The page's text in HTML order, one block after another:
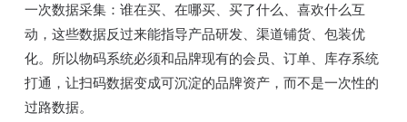
一次数据采集：谁在买、在哪买、买了什么、喜欢什么互
动，这些数据反过来能指导产品研发、渠道铺货、包装优
化。所以物码系统必须和品牌现有的会员、订单、库存系统
打通，让扫码数据变成可沉淀的品牌资产，而不是一次性的
过路数据。